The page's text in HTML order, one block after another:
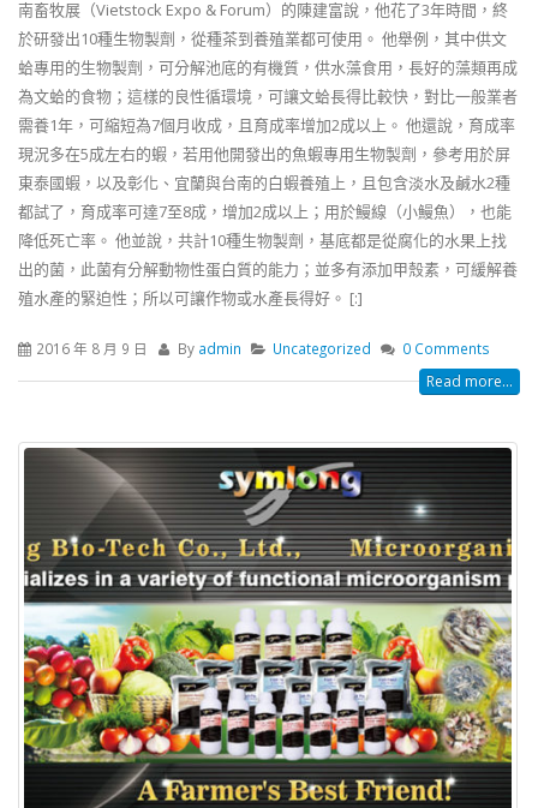
南畜牧展（Vietstock Expo & Forum）的陳建富說，他花了3年時間，終
於研發出10種生物製劑，從種茶到養殖業都可使用。 他舉例，其中供文
蛤專用的生物製劑，可分解池底的有機質，供水藻食用，長好的藻類再成
為文蛤的食物；這樣的良性循環境，可讓文蛤長得比較快，對比一般業者
需養1年，可縮短為7個月收成，且育成率增加2成以上。 他還說，育成率
現況多在5成左右的蝦，若用他開發出的魚蝦專用生物製劑，參考用於屏
東泰國蝦，以及彰化、宜蘭與台南的白蝦養殖上，且包含淡水及鹹水2種
都試了，育成率可達7至8成，增加2成以上；用於鰻線（小鰻魚），也能
降低死亡率。 他並說，共計10種生物製劑，基底都是從腐化的水果上找
出的菌，此菌有分解動物性蛋白質的能力；並多有添加甲殼素，可緩解養
殖水產的緊迫性；所以可讓作物或水產長得好。 [:]
2016 年 8 月 9 日 By admin Uncategorized 0 Comments
Read more...